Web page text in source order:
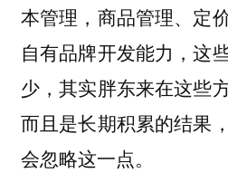
本管理，商品管理、定
自有品牌开发能力，这
少，其实胖东来在这些
而且是长期积累的结果
会忽略这一点。